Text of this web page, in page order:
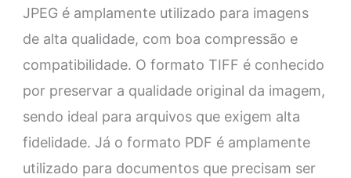
JPEG é amplamente utilizado para imagens
de alta qualidade, com boa compressão e
compatibilidade. O formato TIFF é conhecido
por preservar a qualidade original da imagem,
sendo ideal para arquivos que exigem alta
fidelidade. Já o formato PDF é amplamente
utilizado para documentos que precisam ser